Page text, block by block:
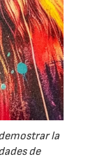
la
de